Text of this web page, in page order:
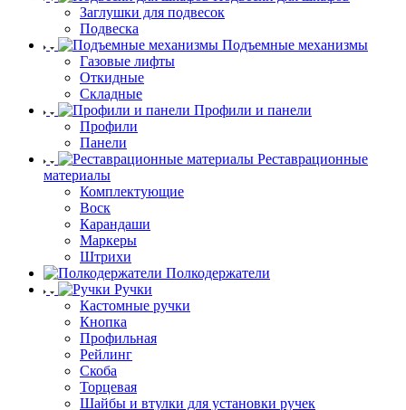
Заглушки для подвесок
Подвеска
Подъемные механизмы
Газовые лифты
Откидные
Складные
Профили и панели
Профили
Панели
Реставрационные
материалы
Комплектующие
Воск
Карандаши
Маркеры
Штрихи
Полкодержатели
Ручки
Кастомные ручки
Кнопка
Профильная
Рейлинг
Скоба
Торцевая
Шайбы и втулки для установки ручек